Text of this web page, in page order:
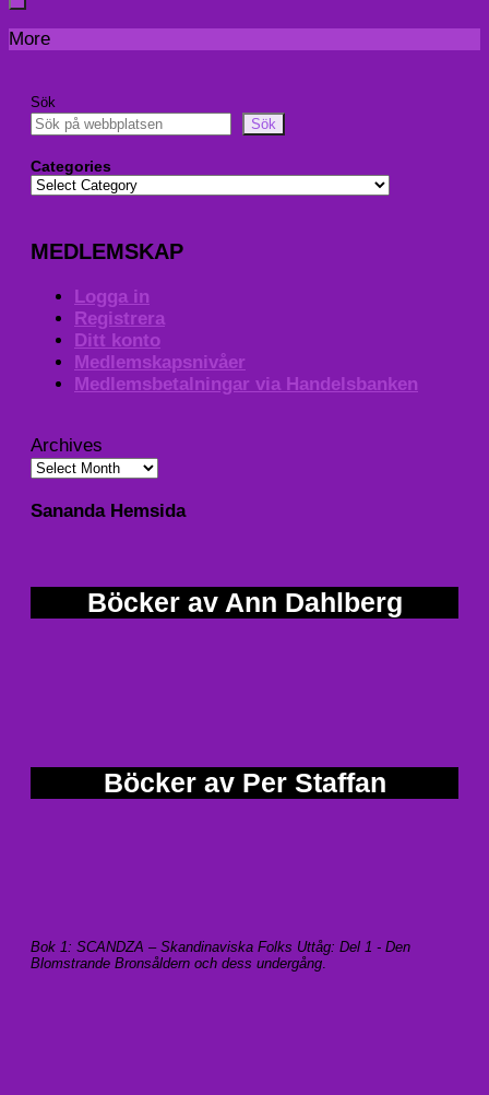
More
Sök
Sök
Categories
MEDLEMSKAP
Logga in
Registrera
Ditt konto
Medlemskapsnivåer
Medlemsbetalningar via Handelsbanken
Archives
Sananda Hemsida
Böcker av Ann Dahlberg
Böcker av Per Staffan
Bok 1: SCANDZA – Skandinaviska Folks Uttåg: Del 1 - Den
Blomstrande Bronsåldern och dess undergång